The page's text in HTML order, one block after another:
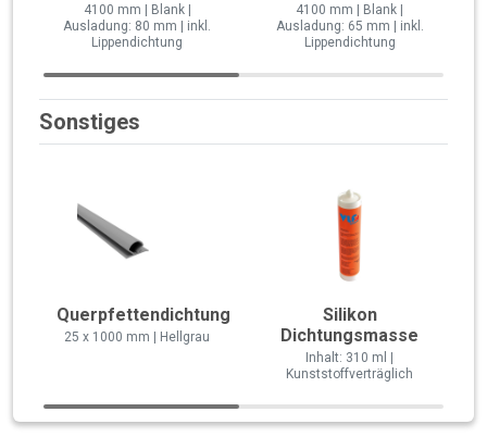
4100 mm | Blank |
Ausladung: 80 mm | inkl.
Lippendichtung
4100 mm | Blank |
Ausladung: 65 mm | inkl.
Lippendichtung
Sonstiges
Querpfettendichtung
25 x 1000 mm | Hellgrau
Silikon
Dichtungsmasse
Inhalt: 310 ml |
Kunststoffverträglich